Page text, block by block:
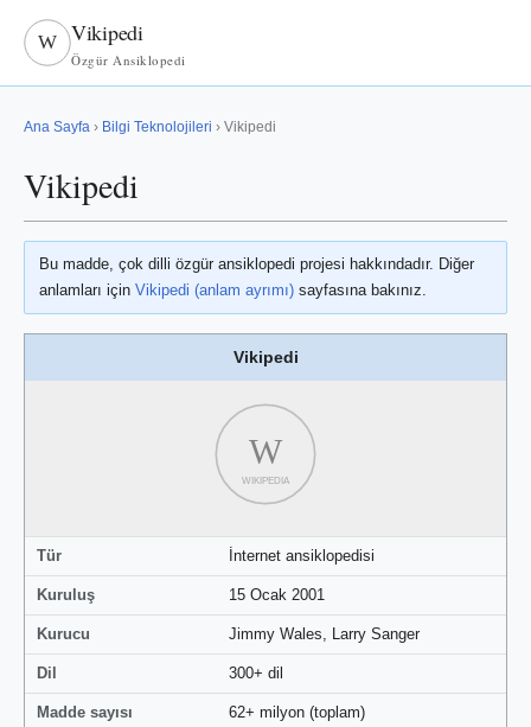
W Vikipedi
Özgür Ansiklopedi
Ana Sayfa › Bilgi Teknolojileri › Vikipedi
Vikipedi
Bu madde, çok dilli özgür ansiklopedi projesi hakkındadır. Diğer
anlamları için Vikipedi (anlam ayrımı) sayfasına bakınız.
Vikipedi
W
WIKIPEDIA
Tür İnternet ansiklopedisi
Kuruluş 15 Ocak 2001
Kurucu Jimmy Wales, Larry Sanger
Dil 300+ dil
Madde sayısı 62+ milyon (toplam)